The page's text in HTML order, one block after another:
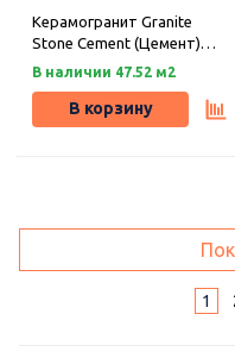
Керамогранит Granite
Stone Cement (Цемент)
классик структурный
В наличии 47.52 м2
В корзину
1